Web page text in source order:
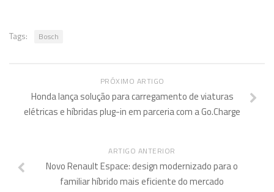
Tags: Bosch
PRÓXIMO ARTIGO
Honda lança solução para carregamento de viaturas
elétricas e híbridas plug-in em parceria com a Go.Charge
ARTIGO ANTERIOR
Novo Renault Espace: design modernizado para o
familiar híbrido mais eficiente do mercado